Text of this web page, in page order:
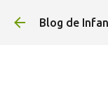
Ir
Blog de